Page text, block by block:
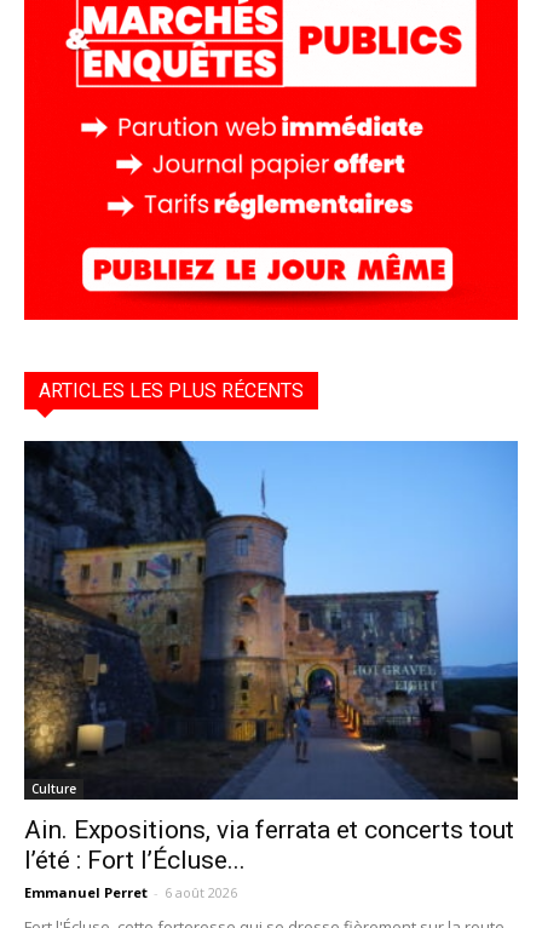
ARTICLES LES PLUS RÉCENTS
Culture
Ain. Expositions, via ferrata et concerts tout
l’été : Fort l’Écluse...
Emmanuel Perret - 6 août 2026